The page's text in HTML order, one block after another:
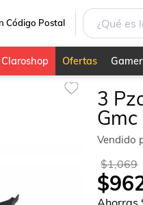
Código Postal
Ofertas
3
Vendido
$1,069
Ahorras
(Dtouch)